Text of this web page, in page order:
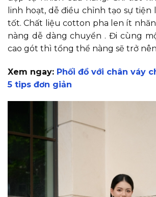
linh hoạt, dễ điều chỉnh tạo sự tiện
tốt. Chất liệu cotton pha len ít
nàng dễ dàng chuyển . Đi cùng
cao gót thì tổng thể nàng sẽ trở
Xem ngay: Phối đồ với chân váy
5 tips đơn giản